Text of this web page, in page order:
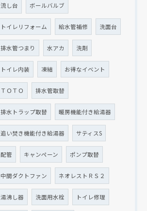
流し台 ボールバルブ
トイレリフォーム 給水管補修 洗面台
排水管つまり 水アカ 洗剤
トイレ内装 凍結 お得なイベント
ＴＯＴＯ 排水管取替
排水トラップ取替 暖房機能付き給湯器
追い焚き機能付き給湯器 サティスS
配管 キャンペーン ポンプ取替
中間ダクトファン ネオレストＲＳ２
湯沸し器 洗面用水栓 トイレ修理